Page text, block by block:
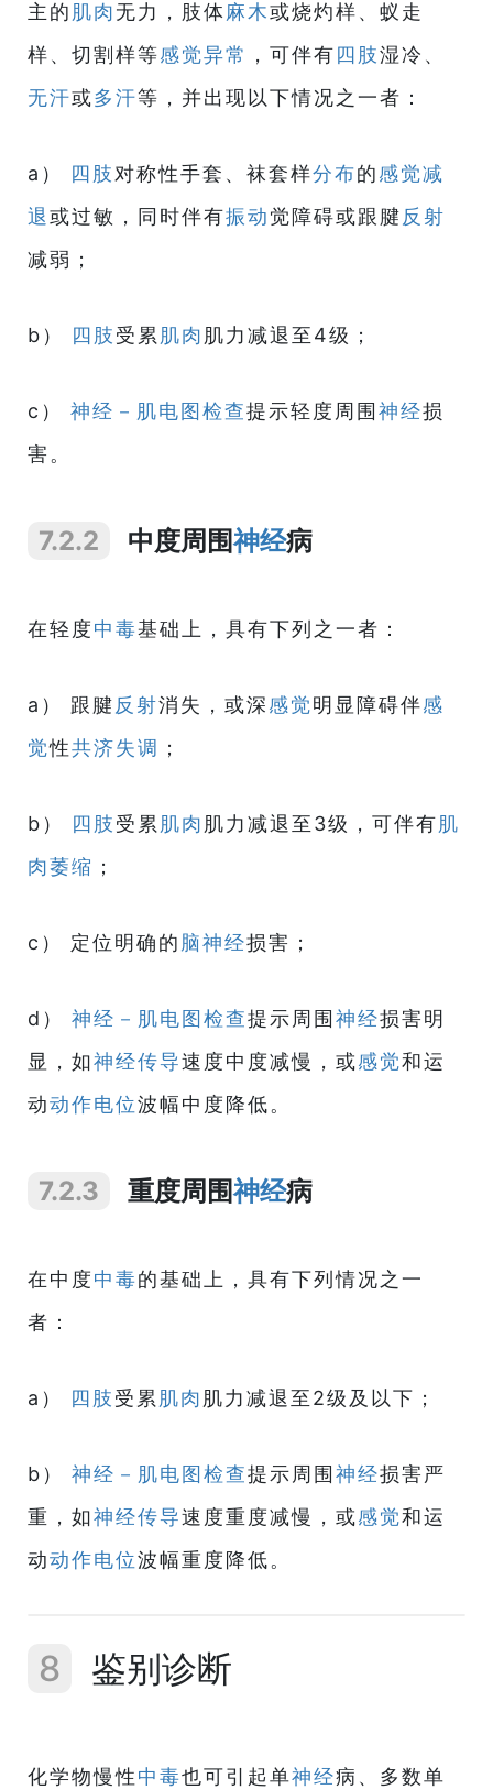
主的 肌肉无力，肢体麻木或烧灼样、蚁走
样、切割样等感觉异常 ，可伴有四肢湿冷、
无汗或多汗等，并出现以下情况之一者：
a） 四肢对称性手套、袜套样分布的感觉减
退或过敏，同时伴有振动觉障碍或跟腱反射
减弱；
b） 四肢受累 肌肉 肌力减退至4级；
c） 神经－肌电图 检查提示轻度周围 神经损
害。
7.2.2 中度周围神经病
在轻度中毒基础上，具有下列之一者：
a） 跟腱反射消失，或深感觉明显障碍伴感
觉性共济失调 ；
b） 四肢受累 肌肉 肌力减退至3级，可伴有肌
肉萎缩 ；
c） 定位明确的 脑神经损害；
d） 神经－肌电图 检查提示周围 神经损害明
显，如神经传导速度中度减慢，或感觉和运
动动作电位波幅中度降低。
7.2.3 重度周围神经病
在中度中毒的基础上，具有下列情况之一
者：
a） 四肢受累 肌肉 肌力减退至2级及以下；
b） 神经－肌电图 检查提示周围 神经损害严
重，如神经传导速度重度减慢，或感觉和运
动动作电位波幅重度降低。
8 鉴别诊断
化学物慢性中毒也可引起单神经病、多数单